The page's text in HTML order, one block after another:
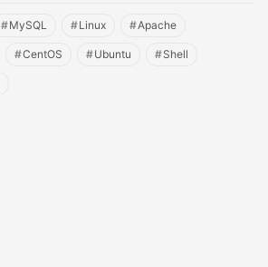
#MySQL #Linux #Apache
#CentOS #Ubuntu #Shell